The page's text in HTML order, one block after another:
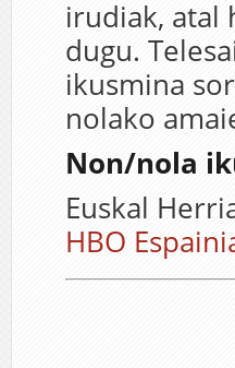
irudiak, atal
dugu.
ikusmina
nolako
Non/nola
Euskal
HBO